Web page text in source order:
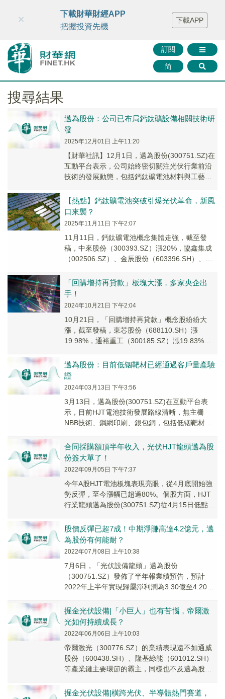
財華智庫網 FINTV FINMETA 財華證券 媒體矩陣
智庫沙龍
聯絡我們
訂閱
简
×
下載財華財經APP
把握投資先機
下載APP
搜尋結果
邁為股份：公司已布局鈣鈦礦設備相關技術研
發
2025年12月01日 上午11:20
【財華社訊】12月1日，邁為股份(300751.SZ)在
互動平台表示，公司始終密切關注光伏行業前沿
技術的發展動態，包括鈣鈦礦電池材料與工藝的
【熱點】鈣鈦礦電池突破引爆光伏革命，新風
口來襲？
2025年11月11日 下午2:07
11月11日，鈣鈦礦電池概念集體走強，截至發
稿，中來股份（300393.SZ）漲20%，協鑫集成
（002506.SZ）、金辰股份（603396.SH）、阿
「回購增持再貸款」板塊大漲，多家央企出
手！
2024年10月21日 下午2:04
10月21日，「回購增持再貸款」概念股紛紛大
漲，截至發稿，東芯股份（688110.SH）漲
19.98%，通裕重工（300185.SZ）漲19.83%，
邁為股份：目前低铟靶材已經通過客戶量產驗
證
2024年03月13日 下午3:56
3月13日，邁為股份(300751.SZ)在互動平台表
示，目前HJT電池技術發展路線清晰，無主栅
NBB技術、鋼網印刷、銀包銅，包括低铟靶材的
合同採購額頂半年收入，光伏HJT龍頭邁為股
份簽大單了！
2022年09月05日 下午7:37
今年A股HJT電池板塊表現亮眼，從4月底開始強
勢反彈，至今漲幅已超過80%。個股方面，HJT
行業龍頭邁為股份(300751.SZ)從4月15日低點至
股價反彈已超7成！中期淨賺高達4.2億元，邁
為股份有何能耐？
2022年07月08日 上午10:38
7月6日，「光伏設備龍頭」邁為股份
（300751.SZ）發佈了半年報業績預告，預計
2022年上半年實現歸屬淨利潤為3.30億至4.20億
掘金光伏設備|「小巨人」也有苦惱，帝爾激
光如何持續成長？
2022年06月06日 上午10:03
帝爾激光（300776.SZ）的業績表現遠不如通威
股份（600438.SH）、隆基綠能（601012.SH）
等產業鏈主要環節的霸主，同樣也不及邁為股份
掘金光伏設備|橫跨光伏、半導體熱門賽道，